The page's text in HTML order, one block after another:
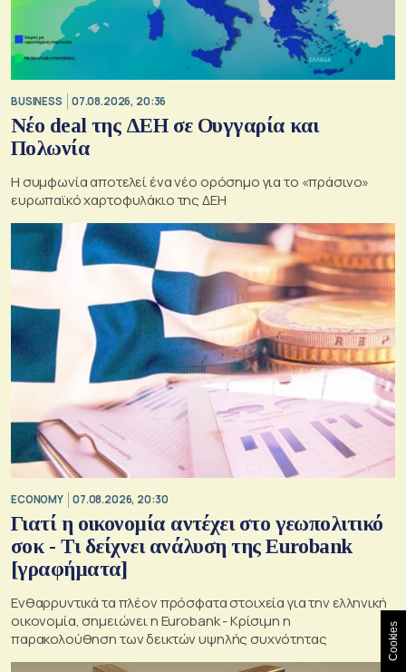
BUSINESS 07.08.2026, 20:36
Νέο deal της ΔΕΗ σε Ουγγαρία και
Πολωνία
Η συμφωνία αποτελεί ένα νέο ορόσημο για το «πράσινο»
ευρωπαϊκό χαρτοφυλάκιο της ΔΕΗ
ECONOMY 07.08.2026, 20:30
Γιατί η οικονομία αντέχει στο γεωπολιτικό
σοκ - Τι δείχνει ανάλυση της Eurobank
[γραφήματα]
Ενθαρρυντικά τα πλέον πρόσφατα στοιχεία για την ελληνική
οικονομία, σημειώνει η Eurobank - Kρίσιμη η
παρακολούθηση των δεικτών υψηλής συχνότητας
Cookies